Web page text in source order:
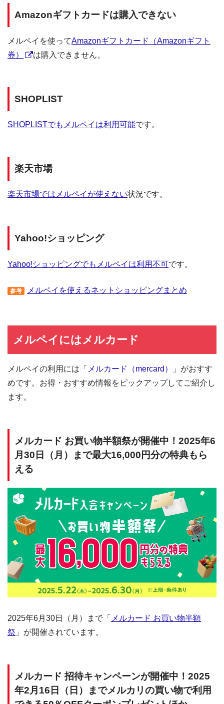
Amazonギフトカードは購入できない
メルペイを使ってAmazonギフトカード（Amazonギフト
券）
は購入できません。
SHOPLIST
SHOPLISTでもメルペイは利用可能です。
楽天市場
楽天市場ではメルペイが使えない状況です。
Yahoo!ショッピング
Yahoo!ショッピングでもメルペイは利用不可です。
参考 メルペイを使えるネットショッピングまとめ
メルペイにはメルカード
メルペイの利用には「 メルカード（mercard）
」がおすす
めです。お得・おすすめ情報をピックアップしてご紹介し
ます。
メルカード お買い物半額祭が開催中！2025年6
月30日（月）まで最大16,000円分の特典もら
える
2025年6月30日（月）まで「 メルカード お買い物半額
祭 」が開催されています。
メルカード 招待キャンペーンが開催中！2025
年2月16日（日）までメルカリの買い物で利用